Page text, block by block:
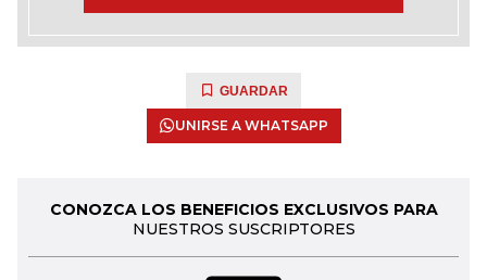
GUARDAR
UNIRSE A WHATSAPP
CONOZCA LOS BENEFICIOS EXCLUSIVOS PARA
NUESTROS SUSCRIPTORES